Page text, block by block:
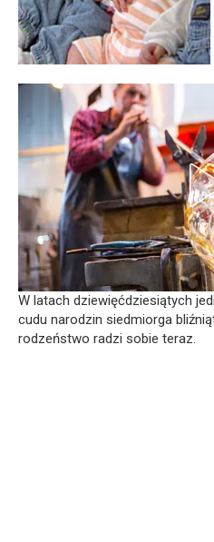
W latach dziewięćdziesiątych
cudu narodzin siedmiorga
rodzeństwo radzi sobie teraz.